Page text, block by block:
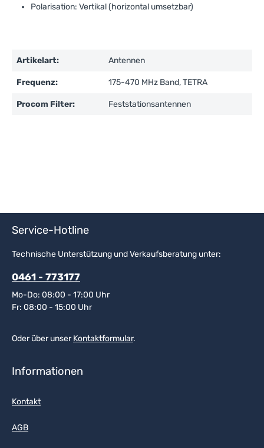
Polarisation: Vertikal (horizontal umsetzbar)
Artikelart: Antennen
Frequenz: 175-470 MHz Band, TETRA
Procom Filter: Feststationsantennen
Service-Hotline
Technische Unterstützung und Verkaufsberatung unter:
0461 - 773177
Mo-Do: 08:00 - 17:00 Uhr
Fr: 08:00 - 15:00 Uhr
Oder über unserKontaktformular.
Informationen
Kontakt
AGB